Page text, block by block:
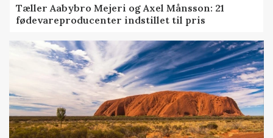
Tæller Aabybro Mejeri og Axel Månsson: 21
fødevareproducenter indstillet til pris